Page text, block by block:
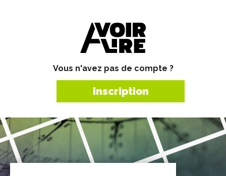
Vous n'avez pas de compte ?
Inscription